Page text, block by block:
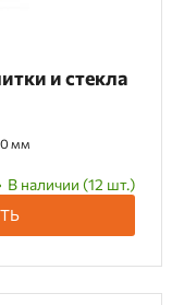
и стекла
мм
В наличии (12 шт.)